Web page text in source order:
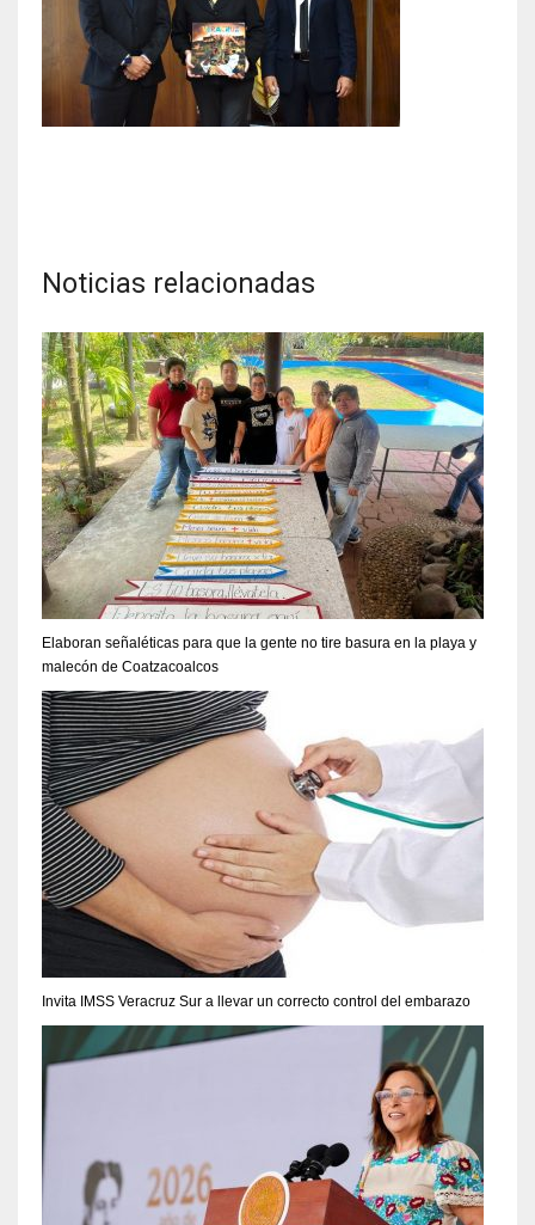
Noticias relacionadas
Elaboran señaléticas para que la gente no tire basura en la playa y
malecón de Coatzacoalcos
Invita IMSS Veracruz Sur a llevar un correcto control del embarazo